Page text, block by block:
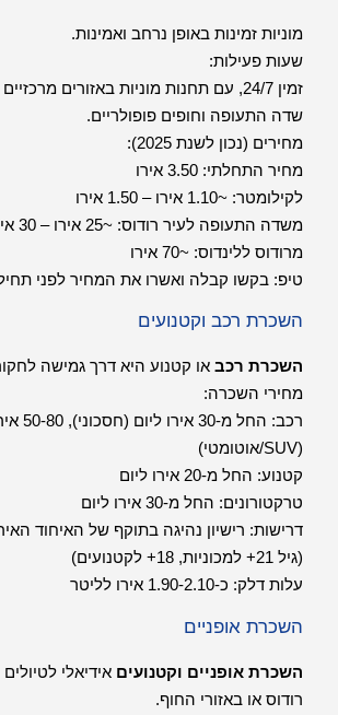
מוניות זמינות באופן נרחב ואמינות.
שעות פעילות:
זמין 24/7, עם תחנות מוניות באזורים
שדה התעופה וחופים פופולריים.
מחירים (נכון לשנת 2025):
מחיר התחלתי: 3.50 אירו
לקילומטר: ~1.10 אירו – 1.50 אירו
משדה התעופה לעיר רודוס: ~25 אירו – 30 אירו (מחיר קבוע)
מרודוס ללינדוס: ~70 אירו
טיפ: בקשו קבלה ואשרו את המחיר לפני
השכרת רכב וקטנועים
השכרת רכב או קטנוע היא דרך גמישה
מחירי השכרה:
רכב: החל מ-30
(SUV/אוטומטי)
קטנוע: החל מ-20 אירו ליום
טרקטורונים: החל מ-30 אירו ליום
דרישות: רישיון נהיגה בתוקף של האיחוד
(גיל 21+ למכוניות, 18+ לקטנועים)
עלות דלק: כ-1.90-2.10 אירו לליטר
השכרת אופניים
השכרת אופניים וקטנועים אידיאלי
רודוס או באזורי החוף.